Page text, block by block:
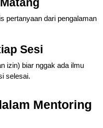
pertanyaan dari pengalaman
Sesi
izin) biar nggak ada ilmu
selesai.
Mentoring